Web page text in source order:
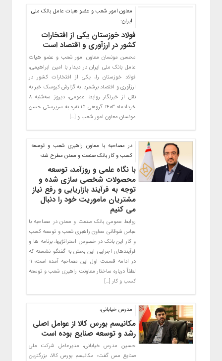
معاون امور شعب و عضو هیات عامل بانک ملی
ایران:
فولاد خوزستان یکی از افتخارات
کشور در ارزآوری و اقتصاد است
محسن مونسان معاون امور شعب و عضو هیات
عامل بانک ملی ایران در دیدار با امین ابراهیمی،
فولاد خوزستان را، یکی از افتخارات کشور در
ارزآوری و اقتصاد برشمرد. به گزارش کیوسک خبر به
نقل از خبرنگار روابط عمومی، دیروز سه‌شنبه ۸
خردادماه ۱۴۰۳ گروهی ۱۵ نفره به سرپرستی حسن
مونسان معاون امور شعب و […]
در مصاحبه با معاون راهبری شعب و توسعه
کسب و کار بانک صنعت و معدن مطرح شد؛
با نگاه علمی و روزآمد، توسعه
محصولات شخصی سازی شده و
توجه به فرآیند بازاریابی و رفع نیاز
مشتریان ماموریت خود را دنبال
می کنیم
روابط عمومی بانک صنعت و معدن در مصاحبه با
عباس شوقانی معاون راهبری شعب و توسعه کسب
و کار این بانک در خصوص استراتژیها، برنامه ها و
فرآیندهای اجرایی این بخش به گفتگو نشسته که
در ادامه قسمت اول این مصاحبه آمده است؛ ۱-
لطفاً درباره ساختار معاونت راهبری شعب و توسعه
کسب و کار […]
مدرس خیابانی:
مکانیسم بورس کالا از عوامل اصلی
رشد و توسعه صنایع بوده است
حسین مدرس خیابانی، مدیرعامل شرکت ملی
صنایع مس گفت: مکانیسم بورس کالا، بزرگترین